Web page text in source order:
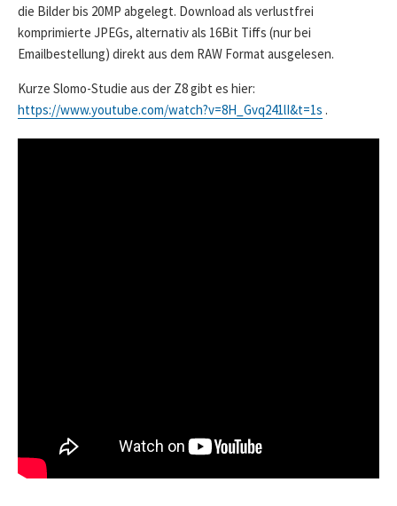
die Bilder bis 20MP abgelegt. Download als verlustfrei
komprimierte JPEGs, alternativ als 16Bit Tiffs (nur bei
Emailbestellung) direkt aus dem RAW Format ausgelesen.
Kurze Slomo-Studie aus der Z8 gibt es hier:
https://www.youtube.com/watch?v=8H_Gvq241lI&t=1s .